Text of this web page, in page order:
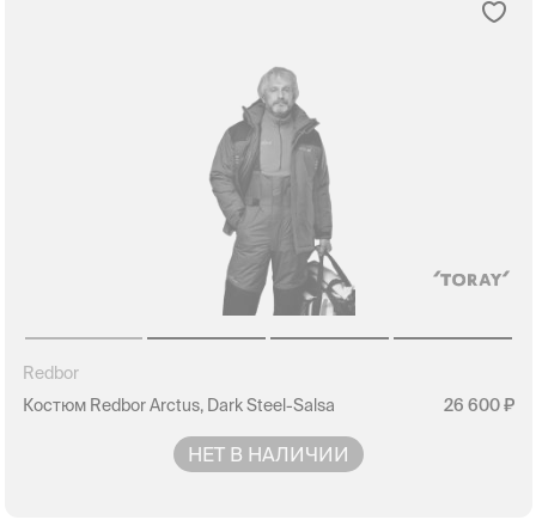
Redbor
Костюм Redbor Arctus, Dark Steel-Salsa
26 600
НЕТ В НАЛИЧИИ